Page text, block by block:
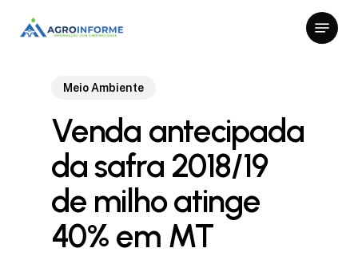
Menu
Meio Ambiente
Venda antecipada
da safra 2018/19
de milho atinge
40% em MT